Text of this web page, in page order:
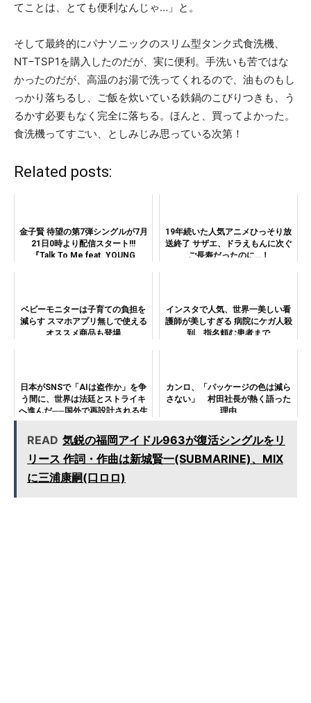
てことは、とても便利なんじゃ…」と。
そして最終的にパナソニックのスリム型タンク式食洗機、
NT−TSP1を購入したのだが、実に便利。手洗いも苦ではな
かったのだが、高温のお湯で洗ってくれるので、油ものもし
っかり落ちるし、ご飯を炊いている鉄鍋のこびりつきも、う
るかす必要もなく完全に落ちる。ほんと、買ってよかった。
食洗機ってすごい、としみじみ思っている次第！
Related posts:
金子賢 待望の第7弾シングルが7月
21日0時より配信スタート!!!
『Talk To Me feat. YOUNG
19年続いた人気アニメひっそり放
送終了 サザエ、ドラえもんに次ぐ
ご長寿だったのに…！
ベビーモニターは子育ての負担を
減らす スマホアプリ無しで使える
オススメ商品も登場
インスタで人気、世界一美しい看
護師が美しすぎる 病院にケガ人殺
到、指名頼む患者まで
日本がSNSで「AIは盗作か」を争
う間に、世界は法廷とストライキ
へ進んだ──国外で再設計される生
カンロ、「パッケージの色は減ら
さない」 村田社長が熱く語った
理由
READ 気鋭の福岡アイドル963が復活シングルをリ
リース 作詞・作曲は新城賢一(SUBMARINE)、MIX
に三浦康嗣(口ロロ)